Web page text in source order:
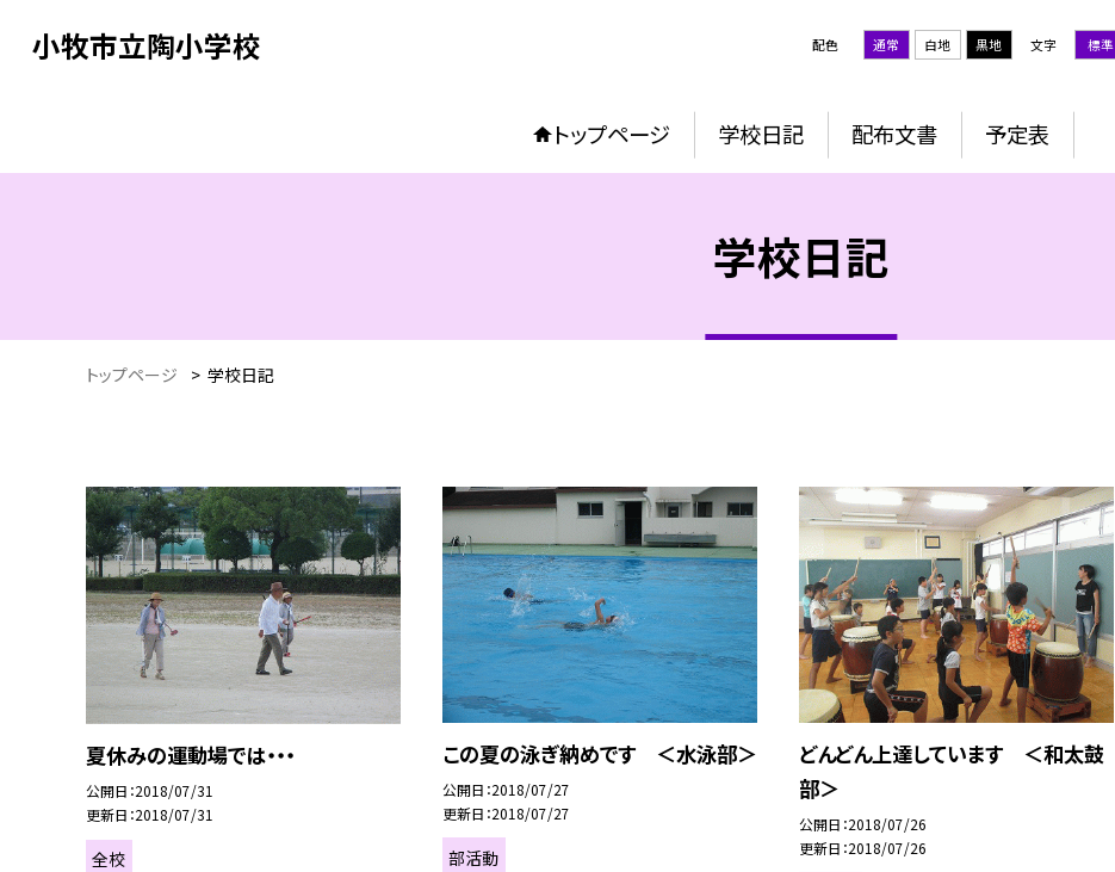
小牧市立陶小学校 配色 通常 白地 黒地 文字 標準
トップページ 学校日記 配布文書 予定表
学校日記
トップページ > 学校日記
夏休みの運動場では・・・
公開日 2018/07/31
更新日 2018/07/31
全校
この夏の泳ぎ納めです ＜水泳部＞
公開日 2018/07/27
更新日 2018/07/27
部活動
どんどん上達しています ＜和太鼓
部＞
公開日 2018/07/26
更新日 2018/07/26